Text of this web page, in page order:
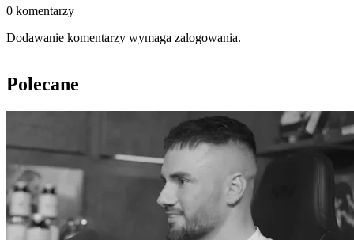
0 komentarzy
Dodawanie komentarzy wymaga zalogowania.
Polecane